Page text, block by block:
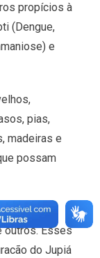
propícios à
(Dengue,
e
pias,
madeiras e
possam
podas
outros. Esses
do Jupiá